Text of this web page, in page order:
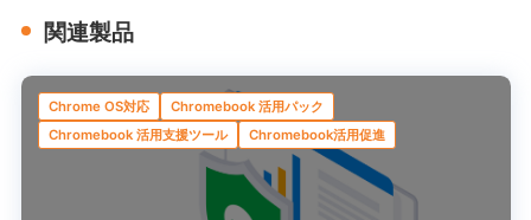
関連製品
Chrome OS対応
Chromebook 活用パック
Chromebook 活用支援ツール
Chromebook活用促進